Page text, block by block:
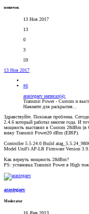
новичок
13 Ноя 2017
13
0
3
59
13 Ноя 2017
#6
arastegaev написал(а):
Transmit Power - Custom и
Нажмите для раскрытия...
Здравствуйте. Похожая проблема.
2.4.6 который работал многие года. И
мощность выставил в Custom 28dBm
вижу Transmit Power20 dBm (EIRP).
Controller 5.5.24.0 Build
Model UniFi AP-LR Firmware Version
Как вернуть мощность 28dBm?
PS: установка Transmit Power в High
arastegaev
Moderator
16 Янв 2013